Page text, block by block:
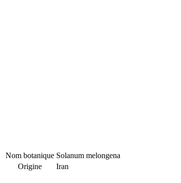
Nom botanique Solanum melongena
Origine
Iran